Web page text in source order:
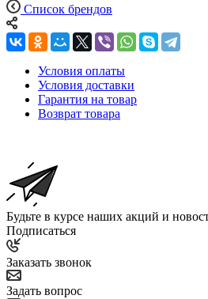
Список брендов
Условия оплаты
Условия доставки
Гарантия на товар
Возврат товара
Будьте в курсе наших акций и
Подписаться
Заказать звонок
Задать вопрос